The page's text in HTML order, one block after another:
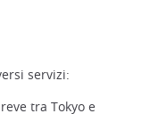
servizi:
tra Tokyo e